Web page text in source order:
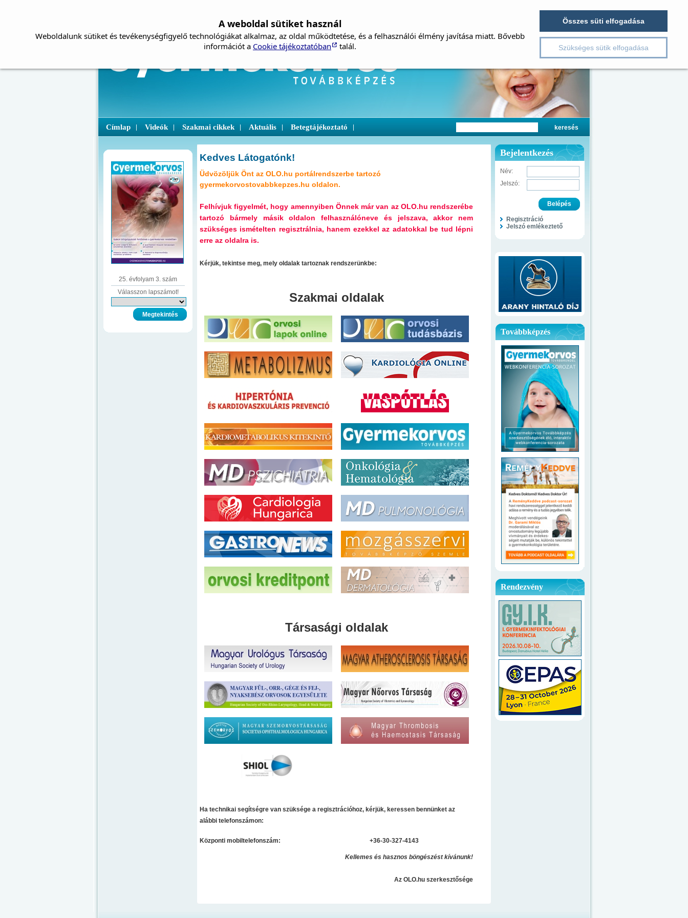
Címlap Videók Szakmai cikkek Aktuális Betegtájékoztató
25. évfolyam 3. szám
Válasszon lapszámot!
Kedves Látogatónk!
Üdvözöljük Önt az OLO.hu portálrendszerbe tartozó
gyermekorvostovabbkepzes.hu oldalon.
Felhívjuk figyelmét, hogy amennyiben Önnek már van az OLO.hu rendszerébe
tartozó bármely másik oldalon felhasználóneve és jelszava, akkor nem
szükséges ismételten regisztrálnia, hanem ezekkel az adatokkal be tud lépni
erre az oldalra is.
Kérjük, tekintse meg, mely oldalak tartoznak rendszerünkbe:
Szakmai oldalak
Társasági oldalak
Ha technikai segítségre van szüksége a regisztrációhoz, kérjük, keressen bennünket az
alábbi telefonszámon:
Központi mobiltelefonszám: +36-30-327-4143
Kellemes és hasznos böngészést kívánunk!
Az OLO.hu szerkesztősége
Bejelentkezés
Név:
Jelszó:
Regisztráció
Jelszó emlékeztető
Továbbképzés
Rendezvény
A weboldal sütiket használ
Weboldalunk sütiket és tevékenységfigyelő technológiákat alkalmaz, az oldal működtetése, és a felhasználói élmény javítása miatt. Bővebb
információt a Cookie tájékoztatóban talál.
Összes süti elfogadása
Szükséges sütik elfogadása